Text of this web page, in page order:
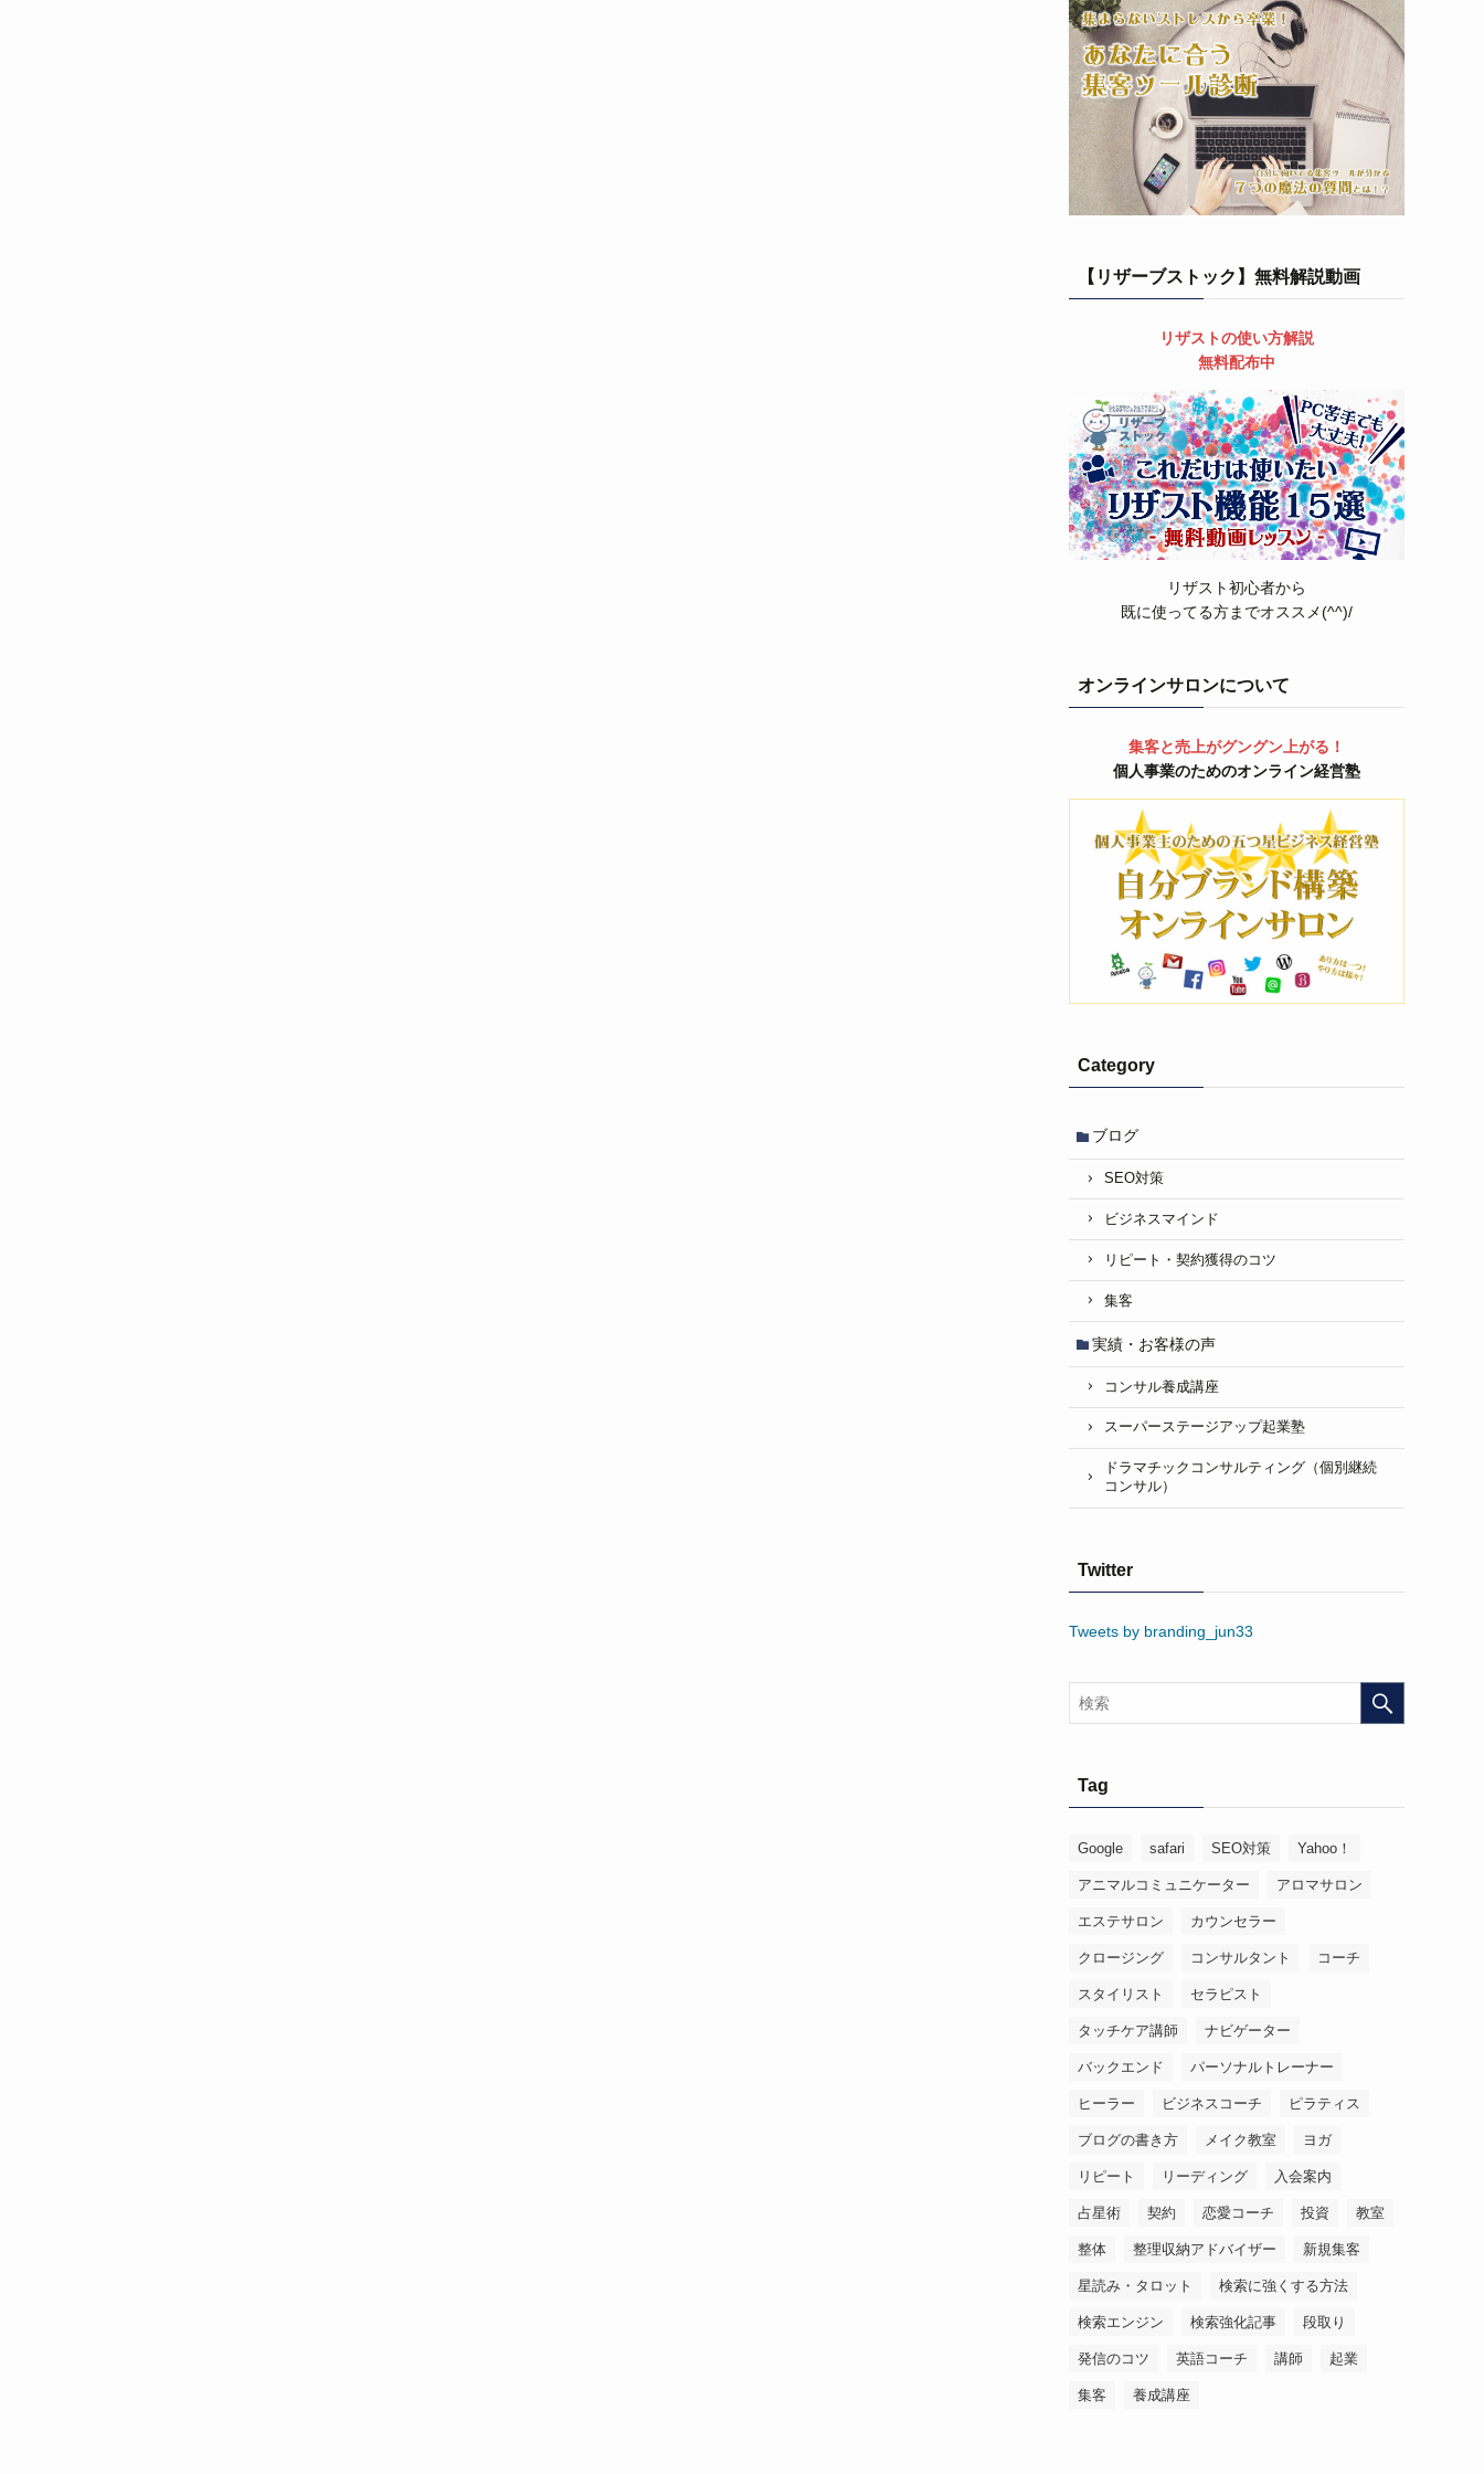
【リザーブストック】無料解説動画
リザストの使い方解説
無料配布中
リザスト初心者から
既に使ってる方までオススメ(^^)/
オンラインサロンについて
集客と売上がグングン上がる！
個人事業のためのオンライン経営塾
Category
ブログ
SEO対策
ビジネスマインド
リピート・契約獲得のコツ
集客
実績・お客様の声
コンサル養成講座
スーパーステージアップ起業塾
ドラマチックコンサルティング（個別継続
コンサル）
Twitter
Tweets by branding_jun33
Tag
Google safari SEO対策 Yahoo！
アニマルコミュニケーター アロマサロン
エステサロン カウンセラー
クロージング コンサルタント コーチ
スタイリスト セラピスト
タッチケア講師 ナビゲーター
バックエンド パーソナルトレーナー
ヒーラー ビジネスコーチ ピラティス
ブログの書き方 メイク教室 ヨガ
リピート リーディング 入会案内
占星術 契約 恋愛コーチ 投資 教室
整体 整理収納アドバイザー 新規集客
星読み・タロット 検索に強くする方法
検索エンジン 検索強化記事 段取り
発信のコツ 英語コーチ 講師 起業
集客 養成講座